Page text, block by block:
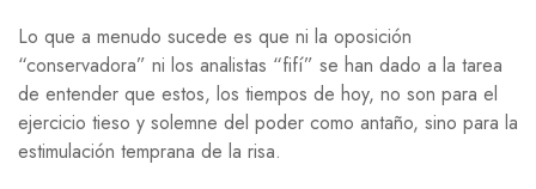
Lo que a menudo sucede es que ni la oposición
“conservadora” ni los analistas “fifí” se han dado a la tarea
de entender que estos, los tiempos de hoy, no son para el
ejercicio tieso y solemne del poder como antaño, sino para la
estimulación temprana de la risa.